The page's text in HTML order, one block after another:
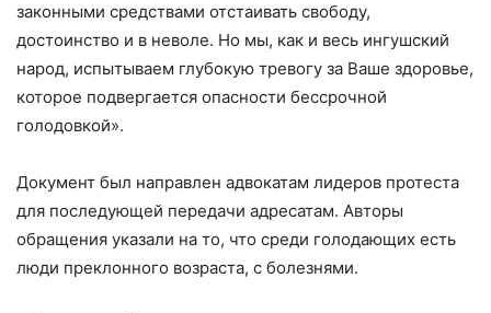
законными средствами отстаивать свободу,
достоинство и в неволе. Но мы, как и весь ингушский
народ, испытываем глубокую тревогу за Ваше здоровье,
которое подвергается опасности бессрочной
голодовкой».
Документ был направлен адвокатам лидеров протеста
для последующей передачи адресатам. Авторы
обращения указали на то, что среди голодающих есть
люди преклонного возраста, с болезнями.